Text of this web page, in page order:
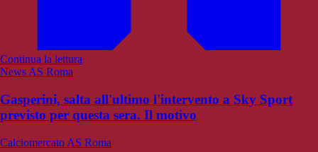
Continua la lettura
News AS Roma
Gasperini, salta all'ultimo l'intervento a Sky Sport
previsto per questa sera. Il motivo
Calciomercato AS Roma